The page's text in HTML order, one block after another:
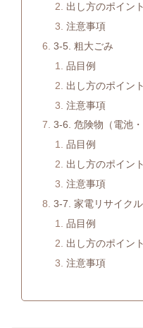
出し方のポイント
注意事項
3-5. 粗大ごみ
品目例
出し方のポイント
注意事項
3-6. 危険物（電池
品目例
出し方のポイント
注意事項
3-7. 家電リサイク
品目例
出し方のポイント
注意事項